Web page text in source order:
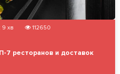
9 хв
112650
7 ресторанов и доставок